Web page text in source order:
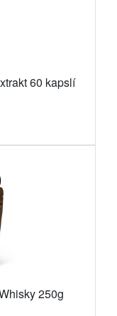
60 kapslí
250g